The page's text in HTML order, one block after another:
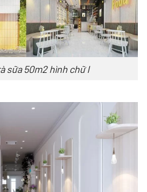
sữa 50m2 hình chữ I